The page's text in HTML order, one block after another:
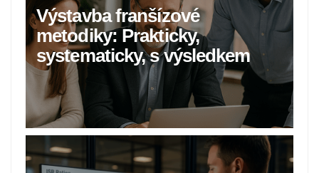
Výstavba franšízové
metodiky: Prakticky,
systematicky, s výsledkem